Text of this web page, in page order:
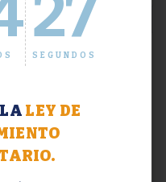
28
SEGUNDOS
LEY DE